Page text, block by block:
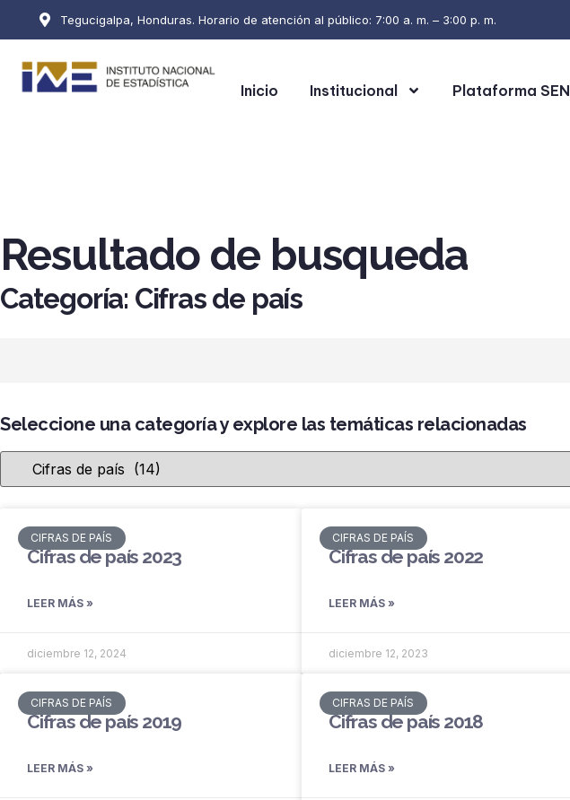
Tegucigalpa, Honduras. Horario de atención al público: 7:00 a. m. – 3:00 p. m.
Inicio Institucional Plataforma SEN
Resultado de busqueda
Categoría: Cifras de país
Seleccione una categoría y explore las temáticas relacionadas
CIFRAS DE PAÍS
Cifras de país 2023
LEER MÁS »
diciembre 12, 2024
CIFRAS DE PAÍS
Cifras de país 2022
LEER MÁS »
diciembre 12, 2023
CIFRAS DE PAÍS
Cifras de país 2019
LEER MÁS »
CIFRAS DE PAÍS
Cifras de país 2018
LEER MÁS »